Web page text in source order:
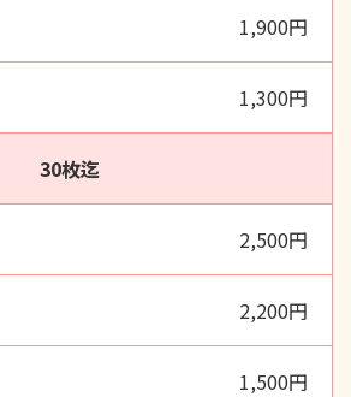
1,900円
1,300円
30枚迄
2,500円
2,200円
1,500円